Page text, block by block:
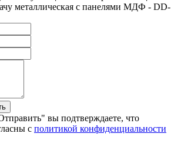
металлическая с панелями МДФ - DD-
вы подтверждаете, что
с политикой конфиденциальности